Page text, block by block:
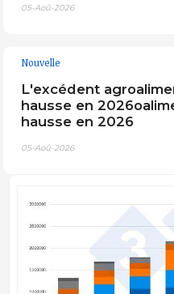
05-Aoû-2026
Nouvelle
L'excédent
hausse en
hausse en 2026
05-Aoû-2026